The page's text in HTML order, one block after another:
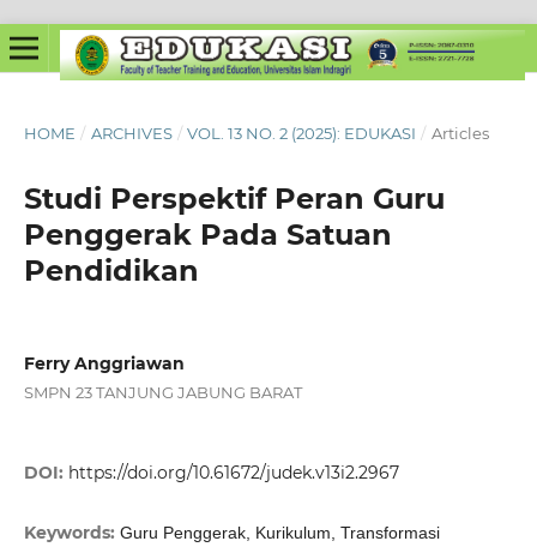
HOME / ARCHIVES / VOL. 13 NO. 2 (2025): EDUKASI / Articles
Studi Perspektif Peran Guru
Penggerak Pada Satuan
Pendidikan
Ferry Anggriawan
SMPN 23 TANJUNG JABUNG BARAT
DOI: https://doi.org/10.61672/judek.v13i2.2967
Keywords: Guru Penggerak, Kurikulum, Transformasi